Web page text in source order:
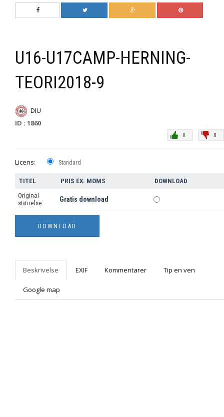
U16-U17CAMP-HERNING-
TEORI2018-9
DIU
ID : 1860
0
0
Licens: Standard
TITEL PRIS EX. MOMS
DOWNLOAD
Original
størrelse
Gratis download
Beskrivelse EXIF Kommentarer Tip en ven
Google map